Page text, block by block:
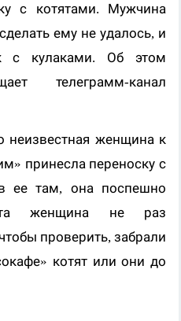
с котятами. Мужчина
ему не удалось, и
с кулаками. Об этом
телеграмм-канал
неизвестная женщина к
принесла переноску с
ее там, она поспешно
женщина не раз
проверить, забрали
котят или они до